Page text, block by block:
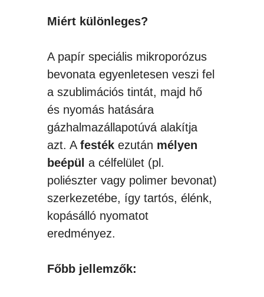
Miért különleges?
A papír speciális mikroporózus
bevonata egyenletesen veszi fel
a szublimációs tintát, majd hő
és nyomás hatására
gázhalmazállapotúvá alakítja
azt. A festék ezután mélyen
beépül a célfelület (pl.
poliészter vagy polimer bevonat)
szerkezetébe, így tartós, élénk,
kopásálló nyomatot
eredményez.
Főbb jellemzők: